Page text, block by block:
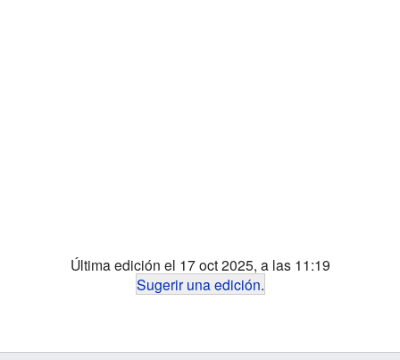
Última edición el 17 oct 2025, a las 11:19
Sugerir una edición.